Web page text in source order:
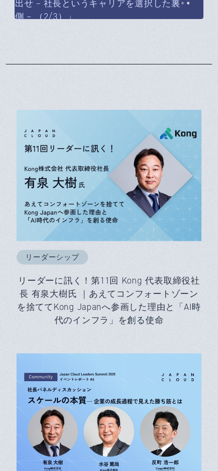
出せ – 社長というキャリアを選択した裏
側 – （2/3）」
リーダーシップ
リーダーに訊く！第11回 Kong 代表取締役社
長 有泉大樹氏 ｜あえてコンフォートゾーン
を捨ててKong Japanへ参画した理由と「AI時
代のインフラ」を創る使命